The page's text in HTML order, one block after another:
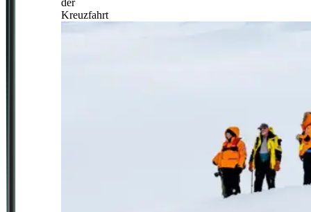
der
Kreuzfahrt